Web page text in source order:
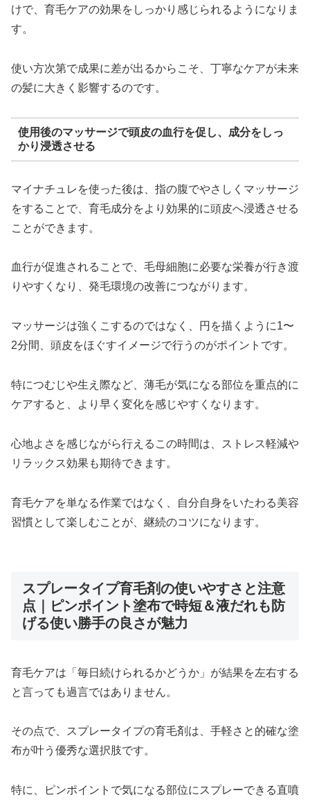
けで、育毛ケアの効果をしっかり感じられるようになりま
す。
使い方次第で成果に差が出るからこそ、丁寧なケアが未来
の髪に大きく影響するのです。
使用後のマッサージで頭皮の血行を促し、成分をしっ
かり浸透させる
マイナチュレを使った後は、指の腹でやさしくマッサージ
をすることで、育毛成分をより効果的に頭皮へ浸透させる
ことができます。
血行が促進されることで、毛母細胞に必要な栄養が行き渡
りやすくなり、発毛環境の改善につながります。
マッサージは強くこするのではなく、円を描くように1〜
2分間、頭皮をほぐすイメージで行うのがポイントです。
特につむじや生え際など、薄毛が気になる部位を重点的に
ケアすると、より早く変化を感じやすくなります。
心地よさを感じながら行えるこの時間は、ストレス軽減や
リラックス効果も期待できます。
育毛ケアを単なる作業ではなく、自分自身をいたわる美容
習慣として楽しむことが、継続のコツになります。
スプレータイプ育毛剤の使いやすさと注意
点｜ピンポイント塗布で時短＆液だれも防
げる使い勝手の良さが魅力
育毛ケアは「毎日続けられるかどうか」が結果を左右する
と言っても過言ではありません。
その点で、スプレータイプの育毛剤は、手軽さと的確な塗
布が叶う優秀な選択肢です。
特に、ピンポイントで気になる部位にスプレーできる直噴